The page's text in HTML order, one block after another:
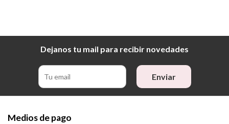
Dejanos tu mail para recibir novedades
Enviar
Medios de pago